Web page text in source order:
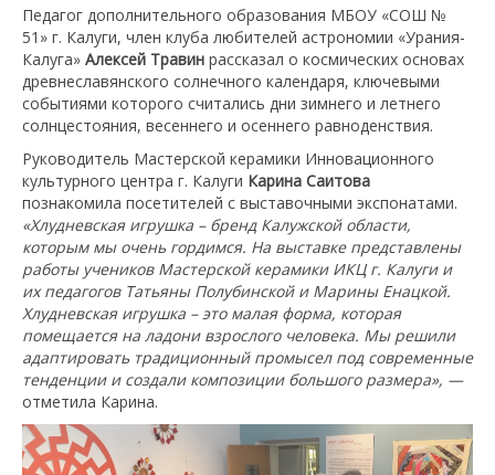
Педагог дополнительного образования МБОУ «СОШ №
51» г. Калуги, член клуба любителей астрономии «Урания-
Калуга» Алексей Травин рассказал о космических основах
древнеславянского солнечного календаря, ключевыми
событиями которого считались дни зимнего и летнего
солнцестояния, весеннего и осеннего равноденствия.
Руководитель Мастерской керамики Инновационного
культурного центра г. Калуги Карина Саитова
познакомила посетителей с выставочными экспонатами.
«Хлудневская игрушка – бренд Калужской области,
которым мы очень гордимся. На выставке представлены
работы учеников Мастерской керамики ИКЦ г. Калуги и
их педагогов Татьяны Полубинской и Марины Енацкой.
Хлудневская игрушка – это малая форма, которая
помещается на ладони взрослого человека. Мы решили
адаптировать традиционный промысел под современные
тенденции и создали композиции большого размера», —
отметила Карина.